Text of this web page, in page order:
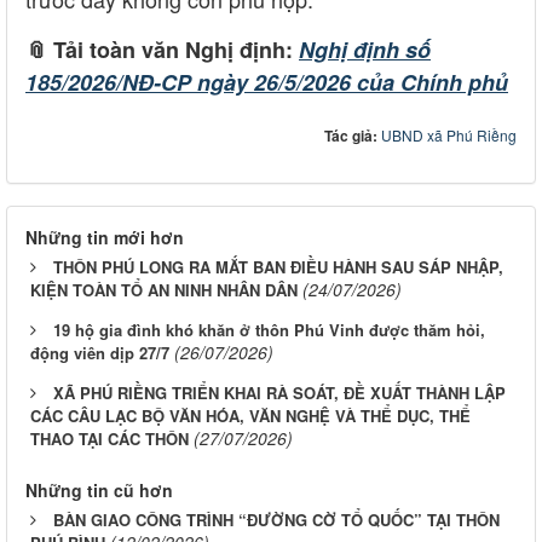
📎 Tải toàn văn Nghị định: Nghị định số
185/2026/NĐ-CP ngày 26/5/2026 của Chính phủ
Tác giả: UBND xã Phú Riềng
Những tin mới hơn
THÔN PHÚ LONG RA MẮT BAN ĐIỀU HÀNH SAU SÁP NHẬP,
KIỆN TOÀN TỔ AN NINH NHÂN DÂN (24/07/2026)
19 hộ gia đình khó khăn ở thôn Phú Vinh được thăm hỏi,
động viên dịp 27/7 (26/07/2026)
XÃ PHÚ RIỀNG TRIỂN KHAI RÀ SOÁT, ĐỀ XUẤT THÀNH LẬP
CÁC CÂU LẠC BỘ VĂN HÓA, VĂN NGHỆ VÀ THỂ DỤC, THỂ
THAO TẠI CÁC THÔN (27/07/2026)
Những tin cũ hơn
BÀN GIAO CÔNG TRÌNH “ĐƯỜNG CỜ TỔ QUỐC” TẠI THÔN